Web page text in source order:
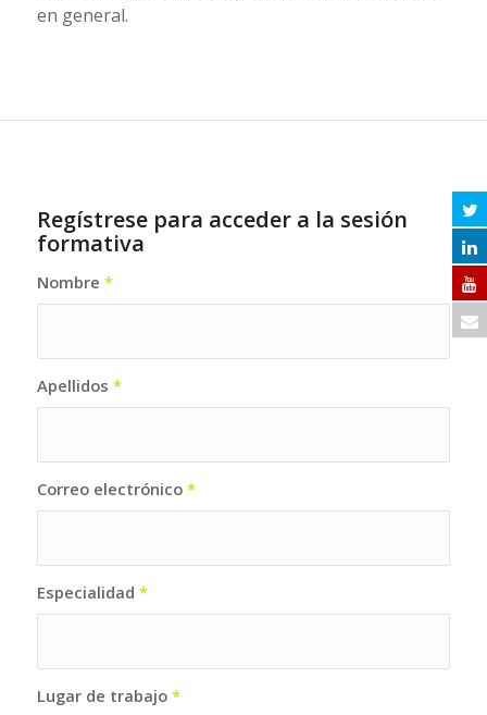
en general.
Regístrese para acceder a la sesión
formativa
Nombre *
Apellidos *
Correo electrónico *
Especialidad *
Lugar de trabajo *